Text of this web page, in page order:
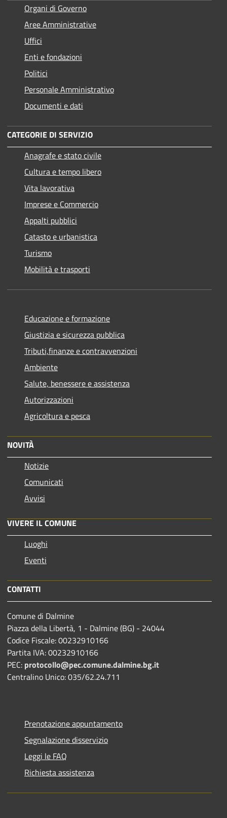
Organi di Governo
Aree Amministrative
Uffici
Enti e fondazioni
Politici
Personale Amministrativo
Documenti e dati
CATEGORIE DI SERVIZIO
Anagrafe e stato civile
Cultura e tempo libero
Vita lavorativa
Imprese e Commercio
Appalti pubblici
Catasto e urbanistica
Turismo
Mobilità e trasporti
Educazione e formazione
Giustizia e sicurezza pubblica
Tributi,finanze e contravvenzioni
Ambiente
Salute, benessere e assistenza
Autorizzazioni
Agricoltura e pesca
NOVITÀ
Notizie
Comunicati
Avvisi
VIVERE IL COMUNE
Luoghi
Eventi
CONTATTI
Comune di Dalmine
Piazza della Libertà, 1 - Dalmine (BG) - 24044
Codice Fiscale: 00232910166
Partita IVA: 00232910166
PEC: protocollo@pec.comune.dalmine.bg.it
Centralino Unico: 035/62.24.711
Prenotazione appuntamento
Segnalazione disservizio
Leggi le FAQ
Richiesta assistenza